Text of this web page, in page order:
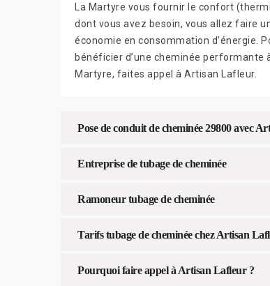
La Martyre vous fournir le confort
dont vous avez besoin, vous allez faire
économie en consommation d’énergie.
bénéficier d’une cheminée performante
Martyre, faites appel à Artisan Lafleur.
Pose de conduit de cheminée 29800 avec
Entreprise de tubage de cheminée
Ramoneur tubage de cheminée
Tarifs tubage de cheminée chez Artisan
Pourquoi faire appel à Artisan Lafleur ?